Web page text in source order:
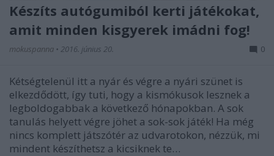
Készíts autógumiból kerti játékokat,
amit minden kisgyerek imádni fog!
mokuspanna • 2016. június 20. 0
Kétségtelenül itt a nyár és végre a nyári szünet is
elkezdődött, így tuti, hogy a kismókusok lesznek a
legboldogabbak a következő hónapokban. A sok
tanulás helyett végre jöhet a sok-sok játék! Ha még
nincs komplett játszótér az udvarotokon, nézzük, mi
mindent készíthetsz a kicsiknek te…